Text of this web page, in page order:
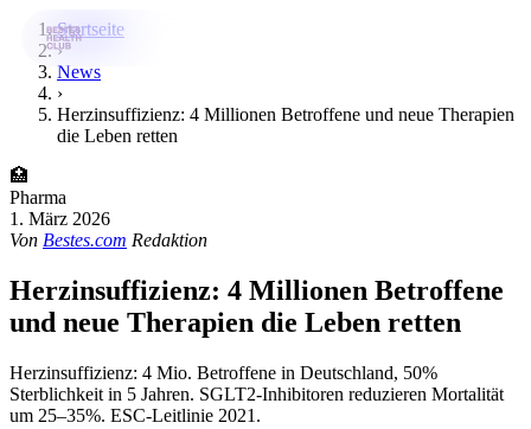
Datenbank
Über uns
Für Unternehmen
Jetzt downloaden
Startseite
›
News
›
Herzinsuffizienz: 4 Millionen Betroffene und neue Therapien
die Leben retten
🏥
Pharma
1. März 2026
Von Bestes.com Redaktion
Herzinsuffizienz: 4 Millionen Betroffene
und neue Therapien die Leben retten
Herzinsuffizienz: 4 Mio. Betroffene in Deutschland, 50%
Sterblichkeit in 5 Jahren. SGLT2-Inhibitoren reduzieren Mortalität
um 25–35%. ESC-Leitlinie 2021.